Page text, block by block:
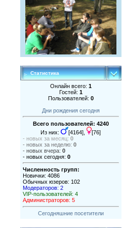
Статистика
Онлайн всего: 1
Гостей: 1
Пользователей: 0
Дни рождения сегодня
Всего пользователей: 4240
Из них:
[4164],
[76]
- новых за месяц: 0
- новых за неделю: 0
- новых вчера: 0
- новых сегодня: 0
Численность групп:
Новички: 4086
Обычных юзеров: 102
Модераторов: 2
VIP-пользователей: 4
Администраторов: 5
Сегодняшние посетители